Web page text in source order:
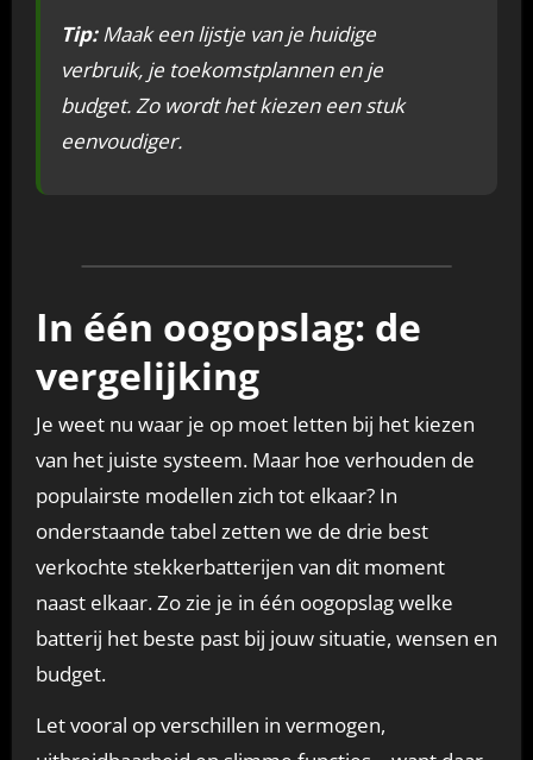
Tip:Maak een lijstje van je huidige
verbruik, je toekomstplannen en je
budget. Zo wordt het kiezen een stuk
eenvoudiger.
In één oogopslag: de
vergelijking
Je weet nu waar je op moet letten bij het kiezen
van het juiste systeem. Maar hoe verhouden de
populairste modellen zich tot elkaar? In
onderstaande tabel zetten we de drie best
verkochte stekkerbatterijen van dit moment
naast elkaar. Zo zie je in één oogopslag welke
batterij het beste past bij jouw situatie, wensen en
budget.
Let vooral op verschillen in vermogen,